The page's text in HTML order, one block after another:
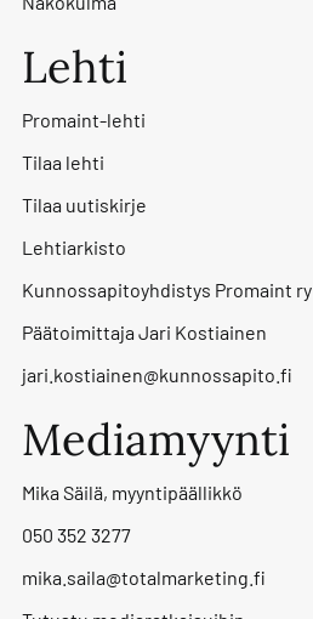
Lehti
Promaint-lehti
Tilaa lehti
Tilaa uutiskirje
Lehtiarkisto
Kunnossapitoyhdistys Promaint ry
Päätoimittaja Jari Kostiainen
jari.kostiainen@kunnossapito.fi
Mediamyynti
Mika Säilä, myyntipäällikkö
050 352 3277
mika.saila@totalmarketing.fi